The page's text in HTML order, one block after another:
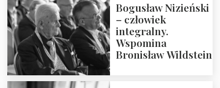
Bogusław Nizieński
– człowiek
integralny.
Wspomina
Bronisław Wildstein